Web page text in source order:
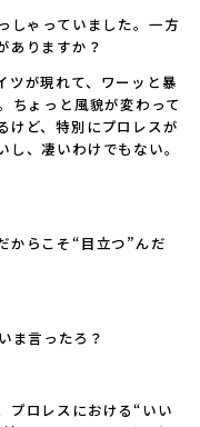
しゃっていました。一方
ありますか？
が現れて、ワーッと暴
ちょっと風貌が変わって
けど、特別にプロレスが
、凄いわけでもない。
らこそ“目立つ”んだ
ま言ったろ？
ロレスにおける“いい